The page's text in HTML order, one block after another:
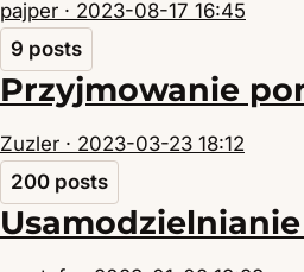
pajper · 2023-08-17 16:45
9 posts
Przyjmowanie
Zuzler · 2023-03-23 18:12
200 posts